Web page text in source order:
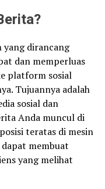
yang dirancang
dan memperluas
platform sosial
Tujuannya adalah
sosial dan
Anda muncul di
teratas di mesin
membuat
yang melihat